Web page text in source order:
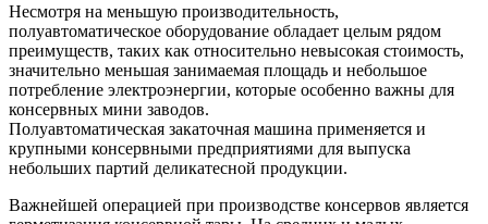
Несмотря на меньшую производительность,
полуавтоматическое оборудование обладает целым рядом
преимуществ, таких как относительно невысокая стоимость,
значительно меньшая занимаемая площадь и небольшое
потребление электроэнергии, которые особенно важны для
консервных мини заводов.
Полуавтоматическая закаточная машина применяется и
крупными консервными предприятиями для выпуска
небольших партий деликатесной продукции.
Важнейшей операцией при производстве консервов является